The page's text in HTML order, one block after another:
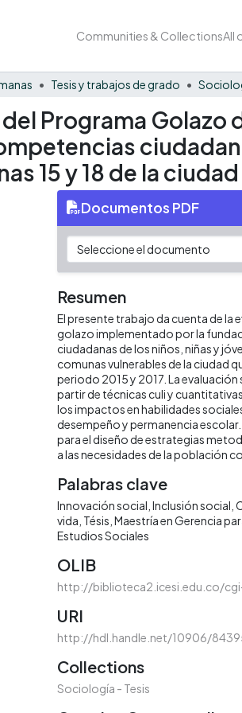
Communities & CollectionsAll
Tesis y trabajos de grado
Programa Golazo
15 y 18 de la
Documentos PDF
Resumen
El presente trabajo da cuenta de la
golazo implementado por la
ciudadanas de los niños, niñas y
comunas vulnerables de la ciudad
periodo 2015 y 2017. La
partir de técnicas culi y
los impactos en habilidades
desempeño y permanencia
para el diseño de estrategias
a las necesidades de la población
Palabras clave
Innovación social Inclusión social
vida Tésis Maestría en Gerencia
Estudios Sociales
OLIB
http://biblioteca2.icesi.edu.co/
URI
http://hdl.handle.net/10906/
Collections
Sociología - Tesis